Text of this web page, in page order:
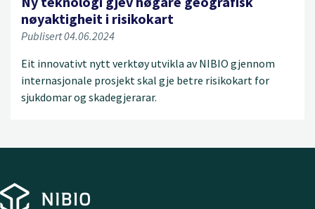
nøyaktigheit i risikokart
Publisert 04.06.2024
Eit innovativt nytt verktøy utvikla av NIBIO gjennom
internasjonale prosjekt skal gje betre risikokart for
sjukdomar og skadegjerarar.